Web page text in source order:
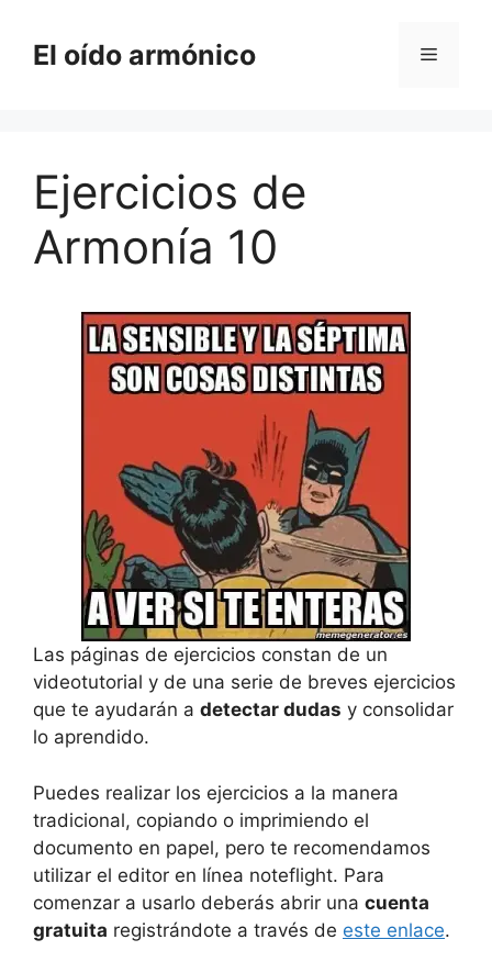
contenido
El oído armónico Menú
Ejercicios de
Armonía 10
Las páginas de ejercicios constan de un
videotutorial y de una serie de breves ejercicios
que te ayudarán a detectar dudas y consolidar
lo aprendido.
Puedes realizar los ejercicios a la manera
tradicional, copiando o imprimiendo el
documento en papel, pero te recomendamos
utilizar el editor en línea noteflight. Para
comenzar a usarlo deberás abrir una cuenta
gratuita registrándote a través de este enlace.